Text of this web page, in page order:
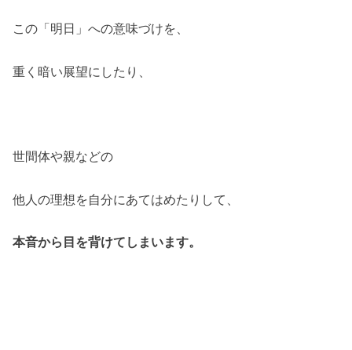
この「明日」への意味づけを、
重く暗い展望にしたり、
世間体や親などの
他人の理想を自分にあてはめたりして、
本音から目を背けてしまいます。